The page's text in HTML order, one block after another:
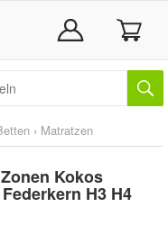
› Matratzen
Kokos
H3 H4